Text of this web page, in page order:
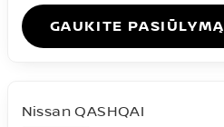
GAUKITE PASIŪLYMĄ
Nissan QASHQAI